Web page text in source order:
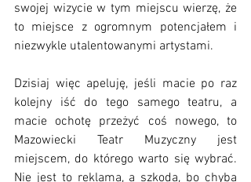
swojej wizycie w tym miejscu wierzę, że
to miejsce z ogromnym potencjałem i
niezwykle utalentowanymi artystami.
Dzisiaj więc apeluję, jeśli macie po raz
kolejny iść do tego samego teatru, a
macie ochotę przeżyć coś nowego, to
Mazowiecki Teatr Muzyczny jest
miejscem, do którego warto się wybrać.
Nie jest to reklama, a szkoda, bo chyba